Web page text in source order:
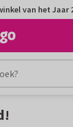
van het Jaar